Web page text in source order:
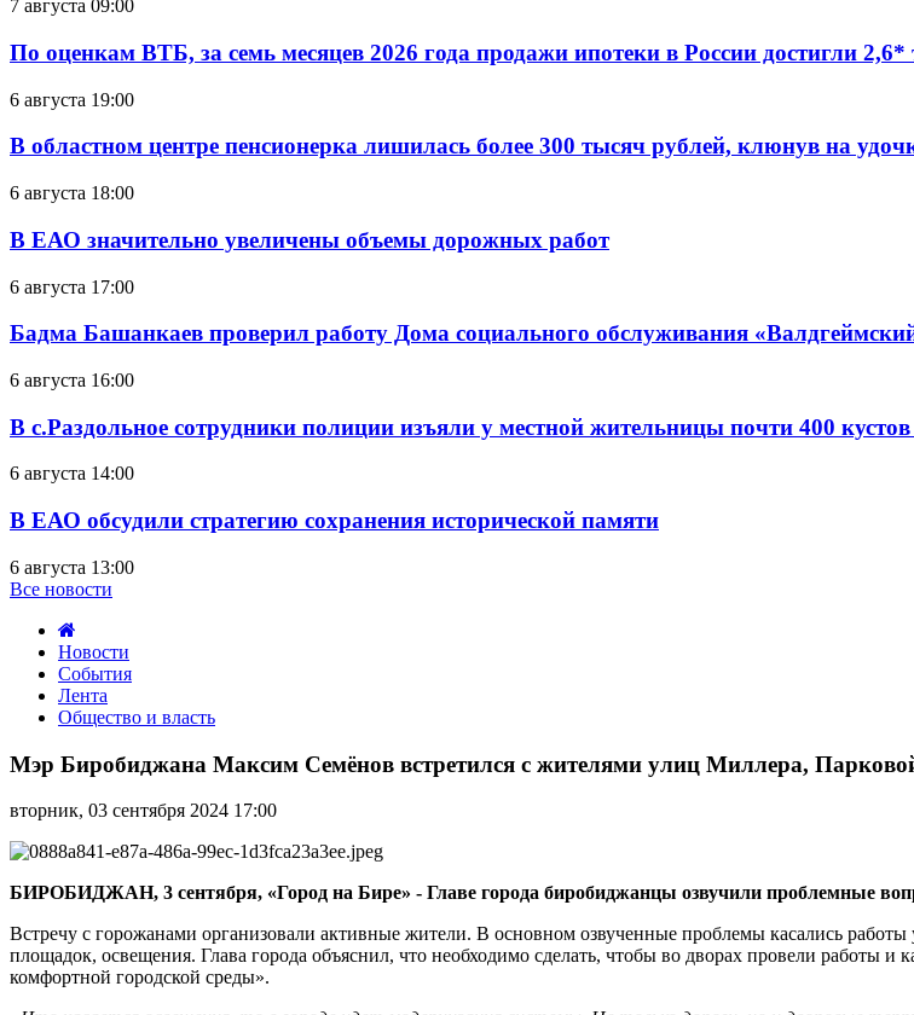
7 августа 09:00
По оценкам ВТБ, за семь месяцев 2026 года продажи ипотеки в России достигли
6 августа 19:00
В областном центре пенсионерка лишилась более 300 тысяч рублей, клюнув на
6 августа 18:00
В ЕАО значительно увеличены объемы дорожных работ
6 августа 17:00
Бадма Башанкаев проверил работу Дома социального обслуживания
6 августа 16:00
В с.Раздольное сотрудники полиции изъяли у местной жительницы почти 400
6 августа 14:00
В ЕАО обсудили стратегию сохранения исторической памяти
6 августа 13:00
Все новости
Новости
События
Лента
Общество и власть
Биробиджана
Максим
Семёнов
встретился
с
улиц
Парковой,
Набережной
и
Мэр Биробиджана Максим Семёнов встретился с жителями улиц Миллера,
вторник, 03 сентября 2024 17:00
БИРОБИДЖАН, 3 сентября, «Город на Бире» - Главе города биробиджанцы озвучили проблемные
Встречу с горожанами организовали активные жители. В основном озвученные проблемы касались
площадок, освещения. Глава города объяснил, что необходимо сделать, чтобы во дворах провели работы
комфортной городской среды».